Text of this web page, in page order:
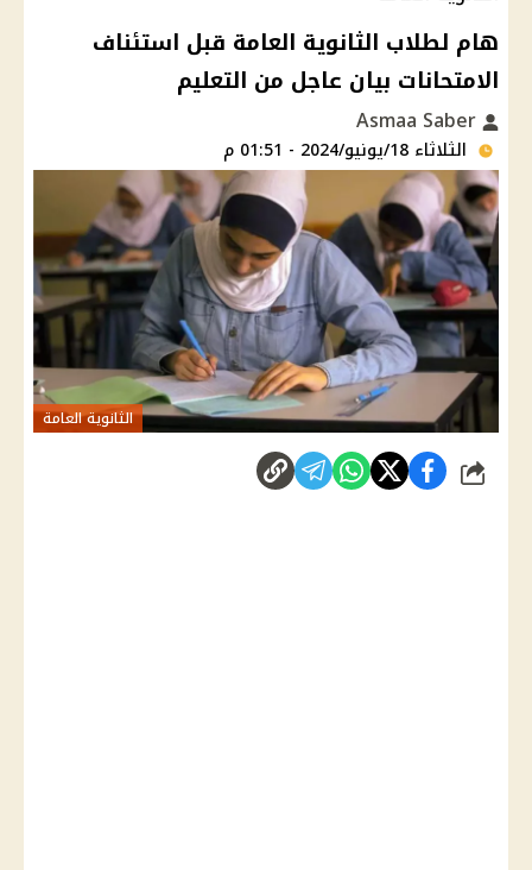
هام لطلاب الثانوية العامة قبل استئناف
الامتحانات بيان عاجل من التعليم
الثلاثاء 18/يونيو/2024 - 01:51 م
الثانوية العامة
شارك